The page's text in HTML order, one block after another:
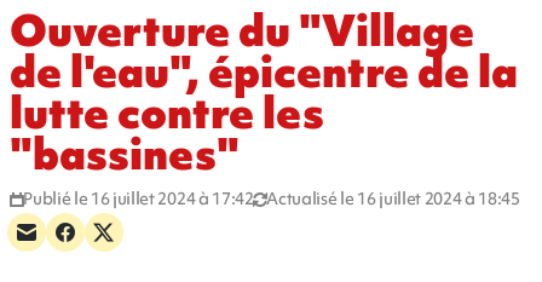
Ouverture du "Village
de l'eau", épicentre de la
lutte contre les
"bassines"
Publié le 16 juillet 2024 à 17:42 Actualisé le 16 juillet 2024 à 18:45